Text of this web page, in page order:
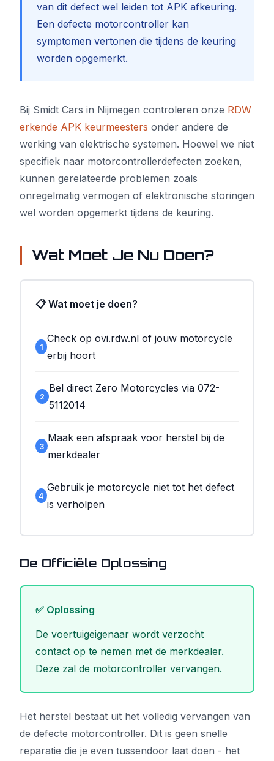
van dit defect wel leiden tot APK afkeuring.
Een defecte motorcontroller kan
symptomen vertonen die tijdens de keuring
worden opgemerkt.
Bij Smidt Cars in Nijmegen controleren onze RDW
erkende APK keurmeesters onder andere de
werking van elektrische systemen. Hoewel we niet
specifiek naar motorcontrollerdefecten zoeken,
kunnen gerelateerde problemen zoals
onregelmatig vermogen of elektronische storingen
wel worden opgemerkt tijdens de keuring.
Wat Moet Je Nu Doen?
📋 Wat moet je doen?
1
Check op ovi.rdw.nl of jouw motorcycle
erbij hoort
2
Bel direct Zero Motorcycles via 072-
5112014
3
Maak een afspraak voor herstel bij de
merkdealer
4
Gebruik je motorcycle niet tot het defect
is verholpen
De Officiële Oplossing
✅ Oplossing
De voertuigeigenaar wordt verzocht
contact op te nemen met de merkdealer.
Deze zal de motorcontroller vervangen.
Het herstel bestaat uit het volledig vervangen van
de defecte motorcontroller. Dit is geen snelle
reparatie die je even tussendoor laat doen - het